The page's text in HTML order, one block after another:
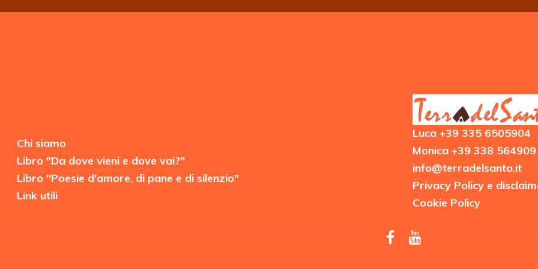
Chi siamo
Libro "Da dove vieni e dove vai?"
Libro "Poesie d'amore, di pane e di silenzio"
Link utili
Luca +39 335 6505904
Monica +39 338
info@terradelsanto.it
Privacy Policy e
Cookie Policy